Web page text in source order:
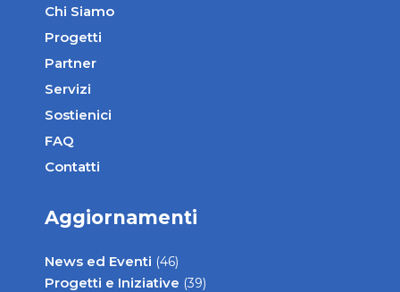
Chi Siamo
Progetti
Partner
Servizi
Sostienici
FAQ
Contatti
Aggiornamenti
News ed Eventi (46)
Progetti e Iniziative (39)